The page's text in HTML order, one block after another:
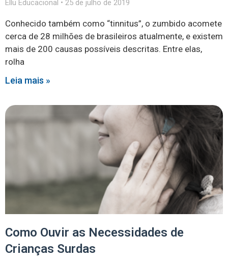
Ellu Educacional 25 de julho de 2019
Conhecido também como “tinnitus”, o zumbido acomete
cerca de 28 milhões de brasileiros atualmente, e existem
mais de 200 causas possíveis descritas. Entre elas,
rolha
Leia mais »
Como Ouvir as Necessidades de
Crianças Surdas